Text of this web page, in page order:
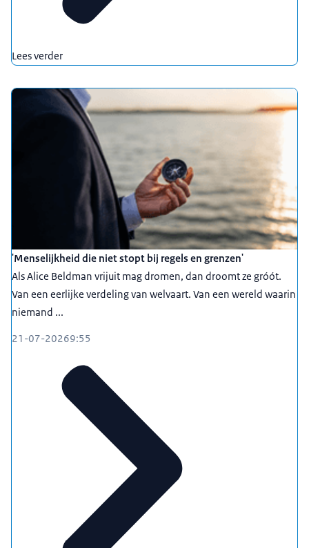
financieel echt slechter ergens van worden, dus
dat is vaak de boot waarop die komt zeg ik heel
en regelgeving waardoor mensen financieel in de
krijgen, van het kastje naar de muur worden
gestuurd, contra-indicaties dus de één zegt je moet
naar die, maar de ander zegt ja maar voordat je bij
mij komt moet je toch bij die zijn. En zo dansen ze
met elkaar eigenlijk om een casus heen en komt er
geen oplossing. Soms moeten we een vinkje, moet
er ergens uit en dat lukt dan op een of andere
manier niet en kunnen wij met ons netwerk toch
kijken van hé, kijk nu eens mee. En wat is er nu
voor nodig om dat vinkje uit te zetten? Maar een
inwoner zoals jij en ik, ja, die komt vaak daar niet
doorheen.
Anneke Ensink - gemeente Amsterdam:
bij deze aanpak. En ook gewoon met het feit dat je
een contactpersoon hebt die bij een landelijke
organisatie goed binnenkomt en niet alleen goed
binnenkomt, maar ook bij de juiste persoon
binnenkomt die ook iets kan doen. Want dat is
heel vaak het probleem. Want als je zelf als
gemeente belt, zeggen ze 'Ja, ik snap u wel
mevrouw, maar wij kunnen ook niks doen.' Maar
als je via PMM komt dan zit daar iemand die weet
oh dit komt van PMM, oh maar dan moet ik wel
Lees verder
'Menselijkheid die niet stopt bij regels en grenzen'
Als Alice Beldman vrijuit mag dromen, dan droomt ze gróót.
Van een eerlijke verdeling van welvaart. Van een wereld waarin
niemand ...
21-07-20269:55